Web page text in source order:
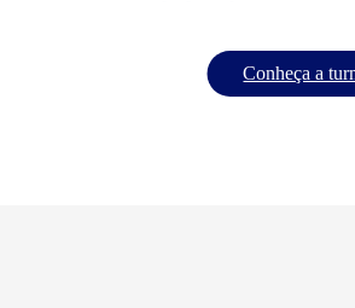
Conheça a